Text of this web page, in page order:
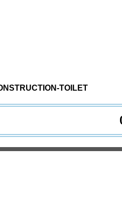
TOILET